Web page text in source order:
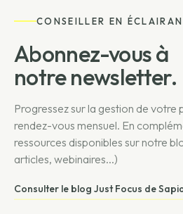
CONSEILLER EN
Abonnez-vous à
notre newsletter.
Progressez sur la gestion de votre
rendez-vous mensuel. En
ressources disponibles sur notre
articles, webinaires...)
Consulter le blog Just Focus de